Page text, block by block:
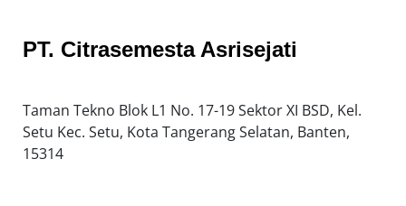
PT. Citrasemesta Asrisejati
Taman Tekno Blok L1 No. 17-19 Sektor XI BSD, Kel.
Setu Kec. Setu, Kota Tangerang Selatan, Banten,
15314